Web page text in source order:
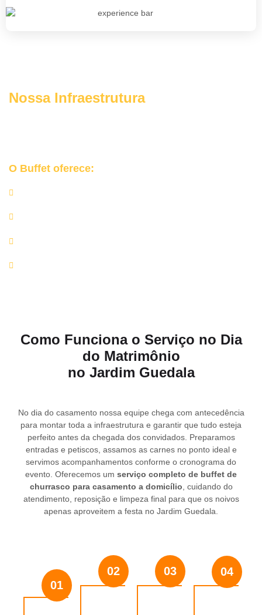
Nossa Infraestrutura
O Buffet oferece:
Como Funciona o Serviço no Dia
do Matrimônio
no Jardim Guedala
No dia do casamento nossa equipe chega com antecedência
para montar toda a infraestrutura e garantir que tudo esteja
perfeito antes da chegada dos convidados. Preparamos
entradas e petiscos, assamos as carnes no ponto ideal e
servimos acompanhamentos conforme o cronograma do
evento. Oferecemos um serviço completo de buffet de
churrasco para casamento a domicílio, cuidando do
atendimento, reposição e limpeza final para que os noivos
apenas aproveitem a festa no Jardim Guedala.
01
02 03 04